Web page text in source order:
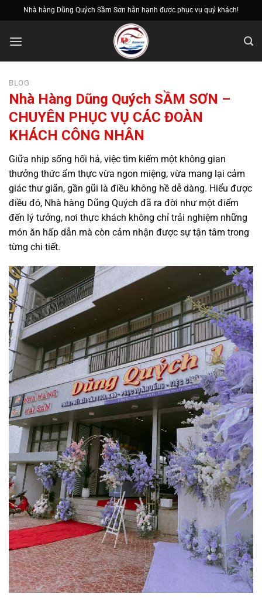
qua
nội
Nhà hàng Dũng Quých Sầm Sơn hân hạnh được phục vụ quý khách!
BLOG
Nhà Hàng Dũng Quých SẦM SƠN –
CHUYÊN PHỤC VỤ CÁC ĐOÀN
KHÁCH CÔNG NHÂN
Giữa nhịp sống hối hả, việc tìm kiếm một không gian
thưởng thức ẩm thực vừa ngon miệng, vừa mang lại cảm
giác thư giãn, gần gũi là điều không hề dễ dàng. Hiểu được
điều đó, Nhà hàng Dũng Quých đã ra đời như một điểm
đến lý tưởng, nơi thực khách không chỉ trải nghiệm những
món ăn hấp dẫn mà còn cảm nhận được sự tận tâm trong
từng chi tiết.